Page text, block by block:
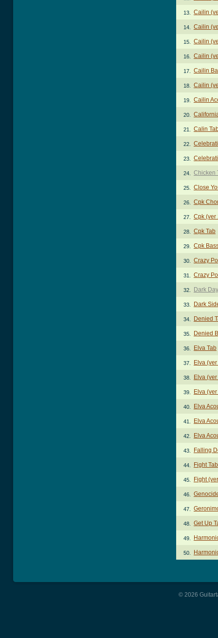
13. Cailin
14. Cailin
15. Cailin
16. Cailin
17. Cailin
18. Cailin
19. Cailin
20.
21. Calin
22.
23.
24. Chicken
25. Close
26. Cpk
27. Cpk (ver
28. Cpk Tab
29. Cpk
30. Crazy
31. Crazy
32. Dark
33. Dark
34. Denied
35. Denied
36. Elva Tab
37. Elva
38. Elva
39. Elva
40. Elva
41. Elva
42. Elva
43. Falling
44. Fight Tab
45. Fight
46.
47.
48. Get Up
49.
50.
© 2026